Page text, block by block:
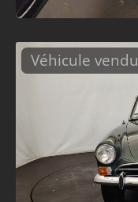
Véhicule vendu